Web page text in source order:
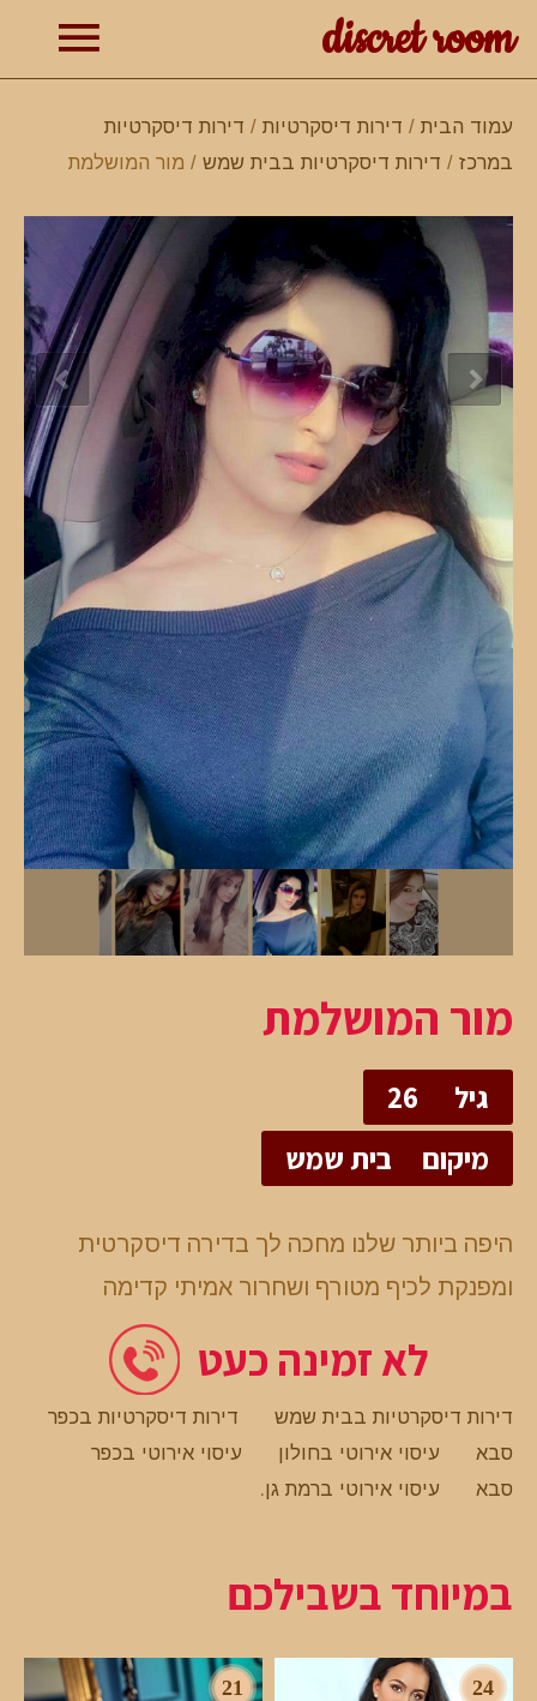
discret room
עמוד הבית / דירות דיסקרטיות / דירות דיסקרטיות
במרכז / דירות דיסקרטיות בבית שמש / מור המושלמת
מור המושלמת
גיל
26
מיקום
בית שמש
היפה ביותר שלנו מחכה לך בדירה דיסקרטית
ומפנקת לכיף מטורף ושחרור אמיתי קדימה
לא זמינה כעט
דירות דיסקרטיות בבית שמש
דירות דיסקרטיות בכפר
סבא
עיסוי אירוטי בחולון
עיסוי אירוטי בכפר
סבא
עיסוי אירוטי ברמת גן.
במיוחד בשבילכם
24
21